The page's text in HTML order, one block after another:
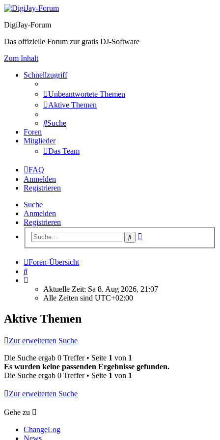
DigiJay-Forum
Das offizielle Forum zur gratis DJ-Software
Zum Inhalt
Schnellzugriff
Unbeantwortete Themen
Aktive Themen
Suche
Foren
Mitglieder
Das Team
FAQ
Anmelden
Registrieren
Suche
Anmelden
Registrieren
Suche
Foren-Übersicht
Suche
Aktuelle Zeit: Sa 8. Aug 2026, 21:07
Alle Zeiten sind UTC+02:00
Aktive Themen
Zur erweiterten Suche
Die Suche ergab 0 Treffer • Seite 1 von 1
Es wurden keine passenden Ergebnisse gefunden.
Die Suche ergab 0 Treffer • Seite 1 von 1
Zur erweiterten Suche
Gehe zu
ChangeLog